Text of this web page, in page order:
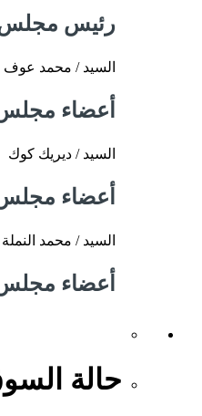
رئيس مجلس
السيد / محمد عوف
أعضاء مجلس
السيد / ديريك كوك
أعضاء مجلس
السيد / محمد النملة
أعضاء مجلس
حالة